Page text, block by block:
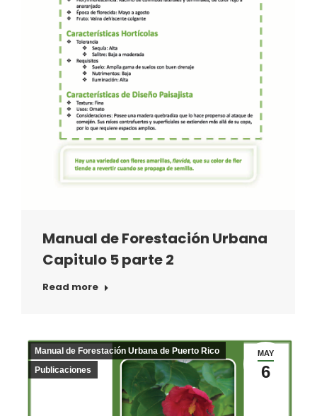
Manual de Forestación Urbana
Capitulo 5 parte 2
Read more
MAY
6
Manual de Forestación Urbana de Puerto Rico
Publicaciones